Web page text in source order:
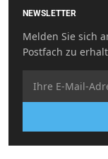
NEWSLETTER
Melden Sie sich
Postfach zu